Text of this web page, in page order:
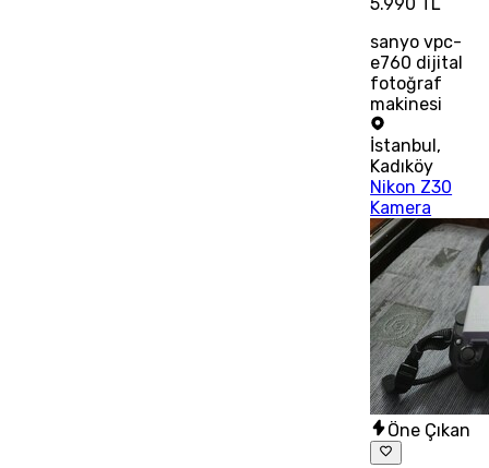
sanyo vpc-
e760 dijital
fotoğraf
makinesi
İstanbul,
Kadıköy
Nikon Z30
Kamera
Öne Çıkan